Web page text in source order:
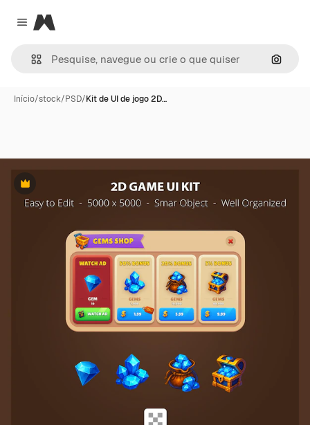
Close menu
Magnific
Início/stock/PSD/Kit de UI de jogo 2D…
Premium